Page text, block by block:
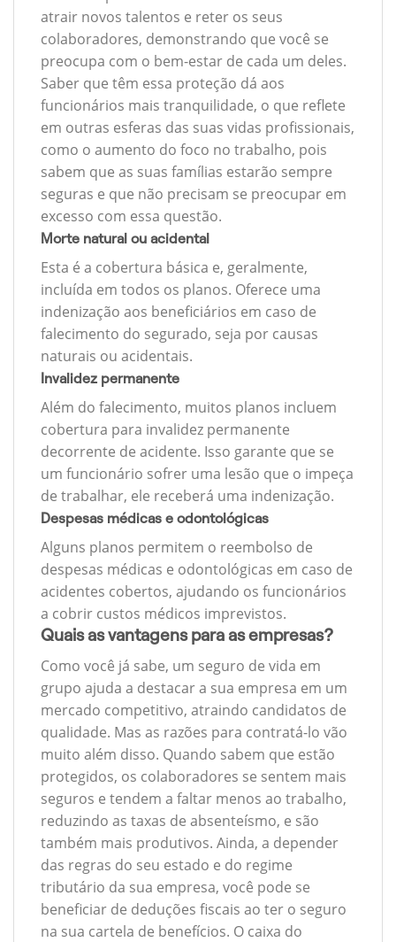
atrair novos talentos e reter os seus
colaboradores, demonstrando que você se
preocupa com o bem-estar de cada um deles.
Saber que têm essa proteção dá aos
funcionários mais tranquilidade, o que reflete
em outras esferas das suas vidas profissionais,
como o aumento do foco no trabalho, pois
sabem que as suas famílias estarão sempre
seguras e que não precisam se preocupar em
excesso com essa questão.
Morte natural ou acidental
Esta é a cobertura básica e, geralmente,
incluída em todos os planos. Oferece uma
indenização aos beneficiários em caso de
falecimento do segurado, seja por causas
naturais ou acidentais.
Invalidez permanente
Além do falecimento, muitos planos incluem
cobertura para invalidez permanente
decorrente de acidente. Isso garante que se
um funcionário sofrer uma lesão que o impeça
de trabalhar, ele receberá uma indenização.
Despesas médicas e odontológicas
Alguns planos permitem o reembolso de
despesas médicas e odontológicas em caso de
acidentes cobertos, ajudando os funcionários
a cobrir custos médicos imprevistos.
Quais as vantagens para as empresas?
Como você já sabe, um seguro de vida em
grupo ajuda a destacar a sua empresa em um
mercado competitivo, atraindo candidatos de
qualidade. Mas as razões para contratá-lo vão
muito além disso. Quando sabem que estão
protegidos, os colaboradores se sentem mais
seguros e tendem a faltar menos ao trabalho,
reduzindo as taxas de absenteísmo, e são
também mais produtivos. Ainda, a depender
das regras do seu estado e do regime
tributário da sua empresa, você pode se
beneficiar de deduções fiscais ao ter o seguro
na sua cartela de benefícios. O caixa do